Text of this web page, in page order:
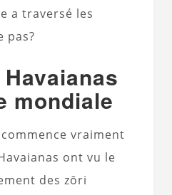
a traversé les
pas?
mondiale
vraiment
ont vu le
des zōri